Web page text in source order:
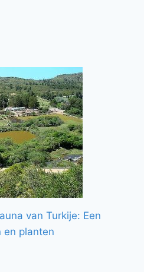
van Turkije: Een
en planten